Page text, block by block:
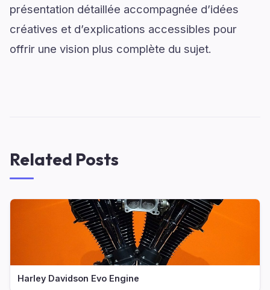
présentation détaillée accompagnée d’idées
créatives et d’explications accessibles pour
offrir une vision plus complète du sujet.
Related Posts
Harley Davidson Evo Engine